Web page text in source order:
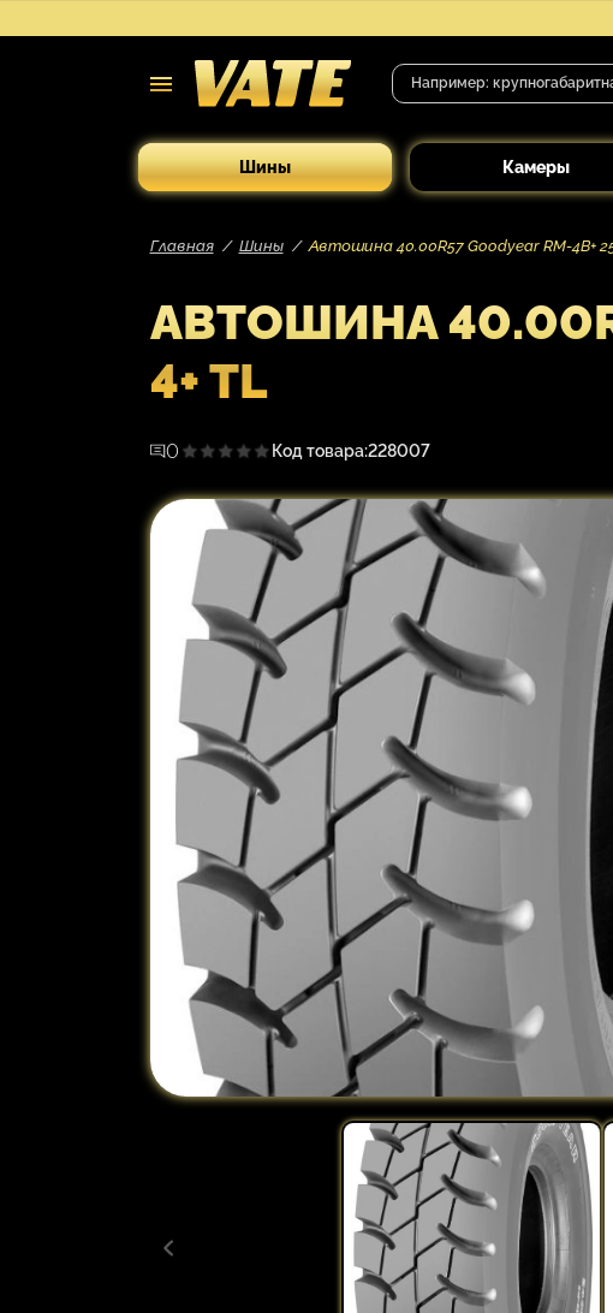
Шины Камеры
Главная Шины Автошина 40.00R57 Goodyear RM-4B+
АВТОШИНА
4+ TL
0 Код товара:228007